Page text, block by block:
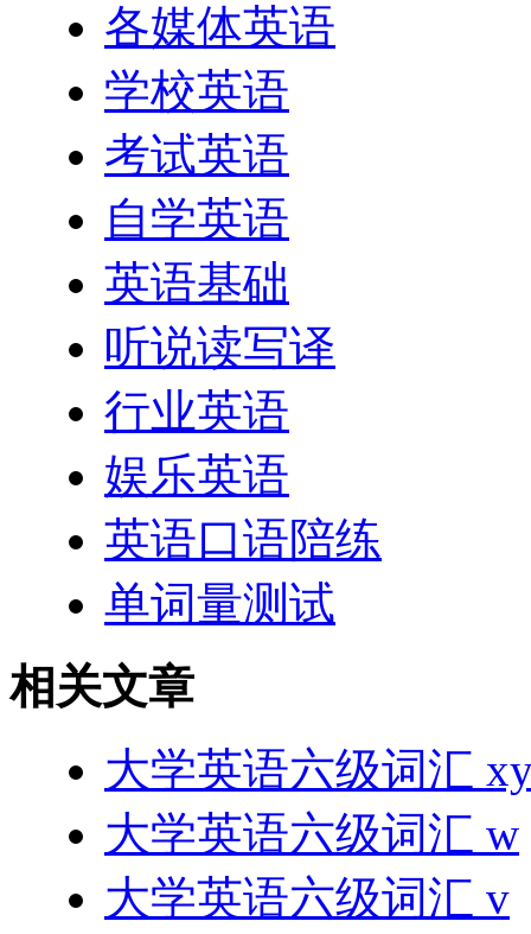
各媒体英语
学校英语
考试英语
自学英语
英语基础
听说读写译
行业英语
娱乐英语
英语口语陪练
单词量测试
相关文章
大学英语六级词汇
大学英语六级词汇 w
大学英语六级词汇 v